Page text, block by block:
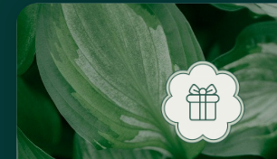
4
PROFITEZ DE VOS